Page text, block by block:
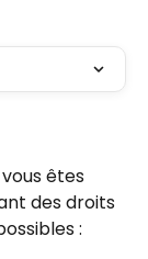
êtes
des droits
: